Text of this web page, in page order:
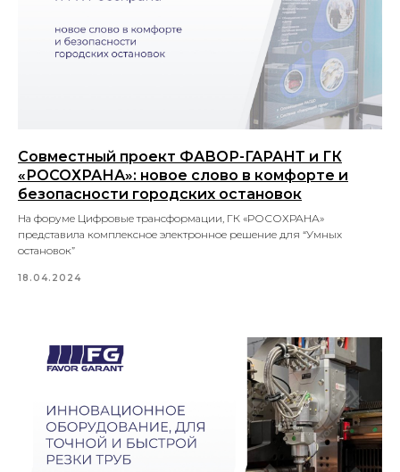
Совместный проект ФАВОР-ГАРАНТ и ГК
«РОСОХРАНА»: новое слово в комфорте и
безопасности городских остановок
На форуме Цифровые трансформации, ГК «РОСОХРАНА»
представила комплексное электронное решение для “Умных
остановок”
18.04.2024